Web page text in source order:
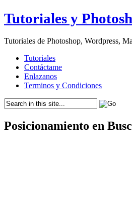
Tutoriales y
Tutoriales de Photoshop, Wordpress,
Tutoriales
Contáctame
Enlazanos
Terminos y Condiciones
Posicionamiento en